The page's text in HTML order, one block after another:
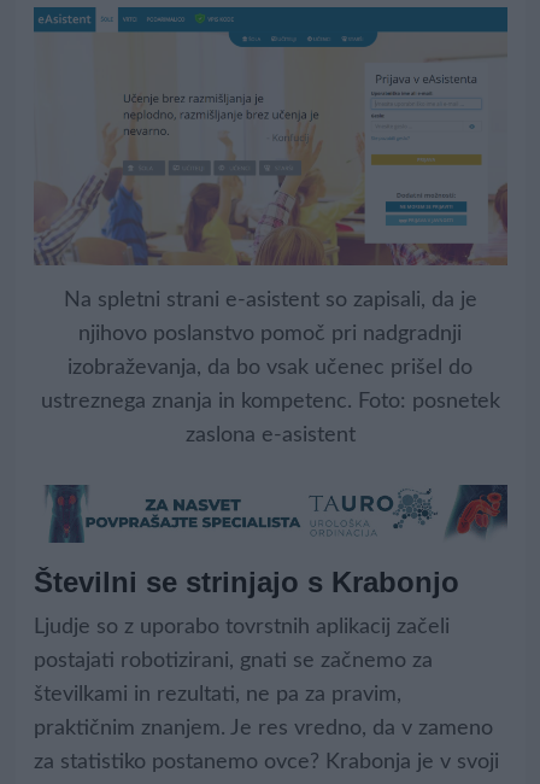
Na spletni strani e-asistent so zapisali, da je
njihovo poslanstvo pomoč pri nadgradnji
izobraževanja, da bo vsak učenec prišel do
ustreznega znanja in kompetenc. Foto: posnetek
zaslona e-asistent
Številni se strinjajo s Krabonjo
Ljudje so z uporabo tovrstnih aplikacij začeli
postajati robotizirani, gnati se začnemo za
številkami in rezultati, ne pa za pravim,
praktičnim znanjem. Je res vredno, da v zameno
za statistiko postanemo ovce? Krabonja je v svoji